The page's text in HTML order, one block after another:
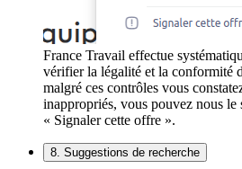
France Travail effectue
vérifier la légalité et la conformité
malgré ces contrôles vous
inappropriés, vous pouvez nous le
« Signaler cette offre ».
8. Suggestions de recherche